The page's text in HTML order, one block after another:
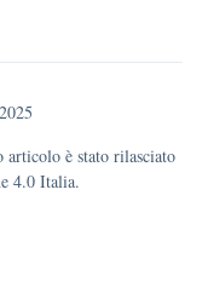
articolo è stato rilasciato
4.0 Italia.